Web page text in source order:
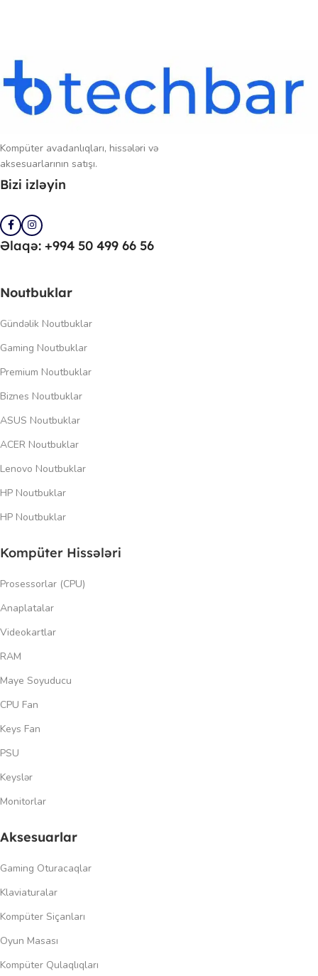
Kompüter avadanlıqları, hissələri və
aksesuarlarının satışı.
Bizi izləyin
Əlaqə: +994 50 499 66 56
Noutbuklar
Gündəlik Noutbuklar
Gaming Noutbuklar
Premium Noutbuklar
Biznes Noutbuklar
ASUS Noutbuklar
ACER Noutbuklar
Lenovo Noutbuklar
HP Noutbuklar
HP Noutbuklar
Kompüter Hissələri
Prosessorlar (CPU)
Anaplatalar
Videokartlar
RAM
Maye Soyuducu
CPU Fan
Keys Fan
PSU
Keyslər
Monitorlar
Aksesuarlar
Gaming Oturacaqlar
Klaviaturalar
Kompüter Siçanları
Oyun Masası
Kompüter Qulaqlıqları